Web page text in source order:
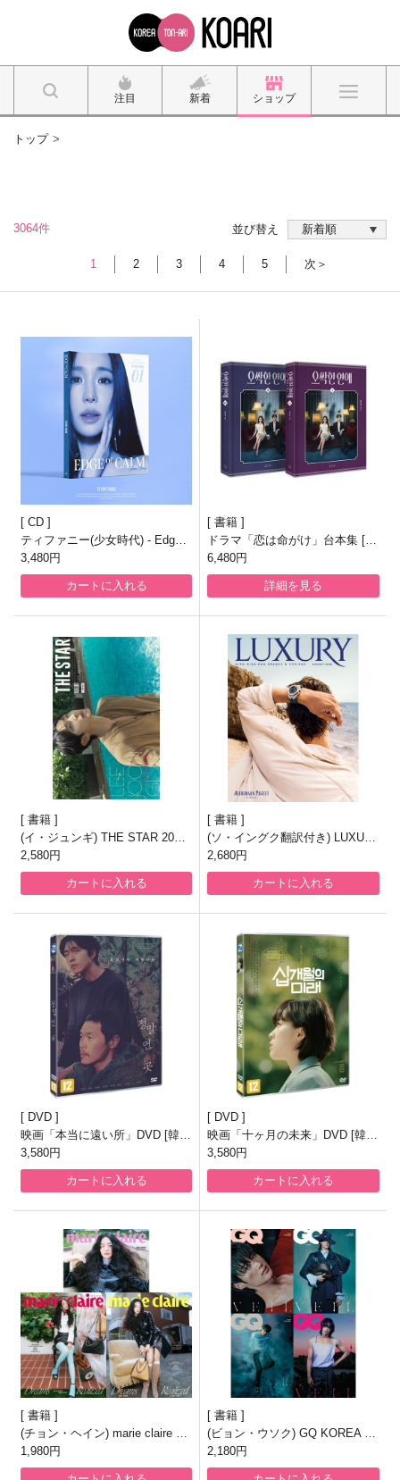
注目 新着 ショップ
トップ
3064件
1 2 3 4 5 次＞
並び替え
CD
ティファニー(少女時代) - Edge o
f Calm [1st Full Album/Calm Ve
r.]
3,480円
カートに入れる
書籍
ドラマ「恋は命がけ」台本集 [全
2巻]
6,480円
詳細を見る
書籍
(イ・ジュンギ) THE STAR 2026.
8月号
2,580円
カートに入れる
書籍
(ソ・イングク翻訳付き) LUXUR
Y 2026.8月号
2,680円
カートに入れる
DVD
映画「本当に遠い所」DVD [韓国
盤]
3,580円
カートに入れる
DVD
映画「十ヶ月の未来」DVD [韓国
盤]
3,580円
カートに入れる
書籍
(チョン・ヘイン) marie claire 20
26.8月号
1,980円
書籍
(ビョン・ウソク) GQ KOREA 20
26.8月号
2,180円